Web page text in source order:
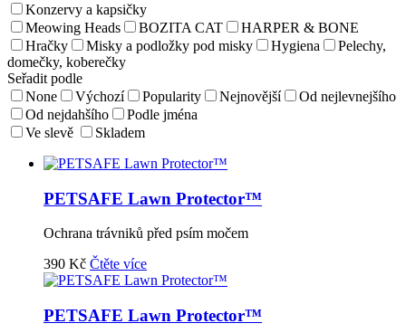
Konzervy a kapsičky
Meowing Heads
BOZITA CAT
HARPER & BONE
Hračky
Misky a podložky pod misky Hygiena
Pelechy,
domečky, koberečky
Seřadit podle
None
Výchozí Popularity Nejnovější
Od nejlevnejšího
Od nejdahšího
Podle jména
Ve slevě
Skladem
PETSAFE Lawn Protector™
Ochrana trávniků před psím močem
390 Kč Čtěte více
PETSAFE Lawn Protector™